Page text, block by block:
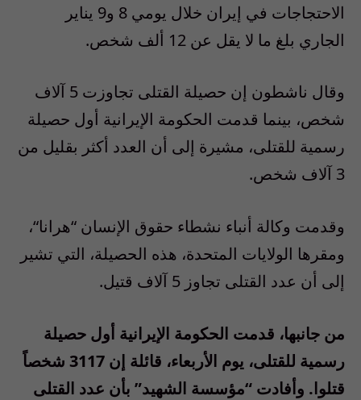
الاحتجاجات في إيران‌ خلال يومي
و9 يناير
الجاري بلغ ما لا يقل عن
ألف شخص.
وقال ناشطون إن حصيلة القتلى تجاوزت
آلاف
شخص، بينما قدمت الحكومة الإيرانية أول حصيلة
رسمية للقتلى، مشيرة إلى أن العدد أكثر بقليل من
3 آلاف شخص.
وقدمت وكالة أنباء نشطاء حقوق الإنسان “هرانا“،
ومقرها الولايات المتحدة، هذه الحصيلة، التي تشير
إلى أن عدد القتلى تجاوز
آلاف قتيل.
من جانبها، قدمت الحكومة الإيرانية أول حصيلة
رسمية للقتلى، يوم الأربعاء، قائلة إن
شخصاً
قتلوا. وأفادت “مؤسسة الشهيد” بأن عدد القتلى